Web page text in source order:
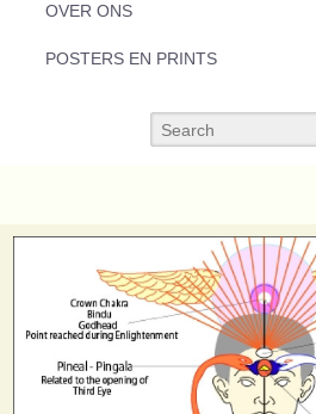
OVER ONS
POSTERS EN PRINTS